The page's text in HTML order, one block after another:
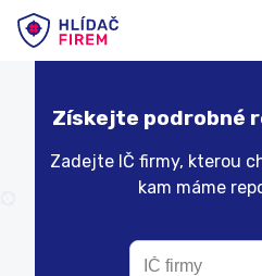
Získejte podrobné
Zadejte IČ firmy, kterou
kam máme